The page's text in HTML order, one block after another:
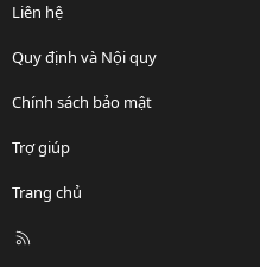
Liên hệ
Quy định và Nội quy
Chính sách bảo mật
Trợ giúp
Trang chủ
R